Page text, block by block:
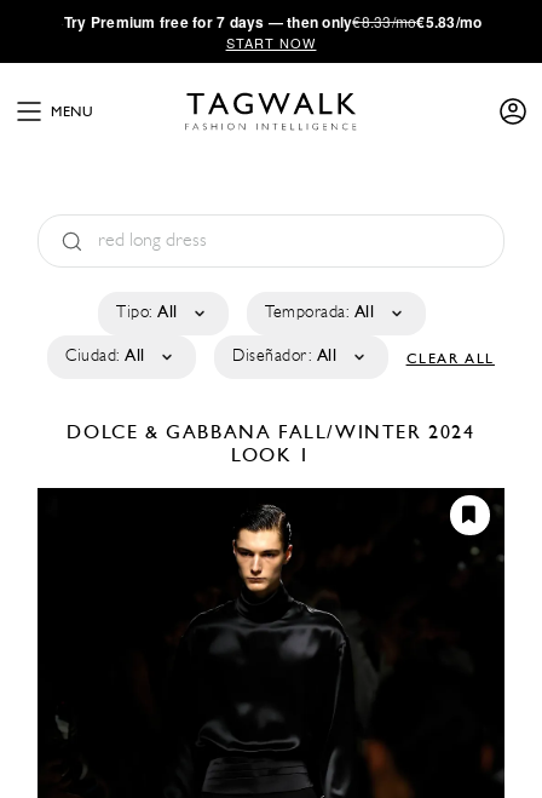
·Try Premium free for 7 days — then only€8.33/mo€5.83/mo
START NOW
MENU
Tipo: All Temporada: All
Ciudad: All Diseñador: All CLEAR ALL
DOLCE & GABBANA FALL/WINTER 2024
LOOK 1